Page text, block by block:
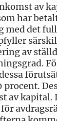
av
har
med det
av
procent.
av kapital.